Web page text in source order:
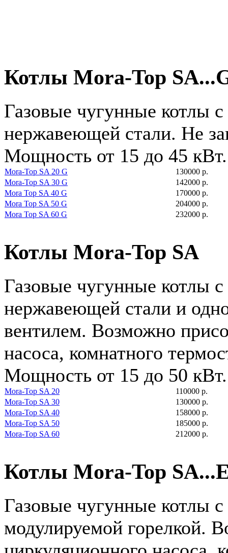
Котлы Mora-Top
Газовые чугунные котлы
нержавеющей стали. Не
Мощность от 15 до 45 кВт.
Mora-Top SA 20 G
130000 р.
Mora-Top SA 30 G
142000 р.
Mora Top SA 40 G
170000 р.
Mora Top SA 50 G
204000 р.
Mora Top SA 60 G
232000 р.
Котлы Mora-Top SA
Газовые чугунные котлы
нержавеющей стали и
вентилем. Возможно
насоса, комнатного
Мощность от 15 до 50 кВт.
Mora-Top SA 20
110000 р.
Mora-Top SA 30
130000 р.
Mora-Top SA 40
158000 р.
Mora-Top SA 50
185000 р.
Mora-Top SA 60
212000 р.
Котлы Mora-Top
Газовые чугунные котлы
модулируемой горелкой.